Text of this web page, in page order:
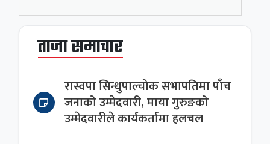
ताजा समाचार
रास्वपा सिन्धुपाल्चोक सभापतिमा पाँच
जनाको उम्मेदवारी, माया गुरुङको
उम्मेदवारीले कार्यकर्तामा हलचल